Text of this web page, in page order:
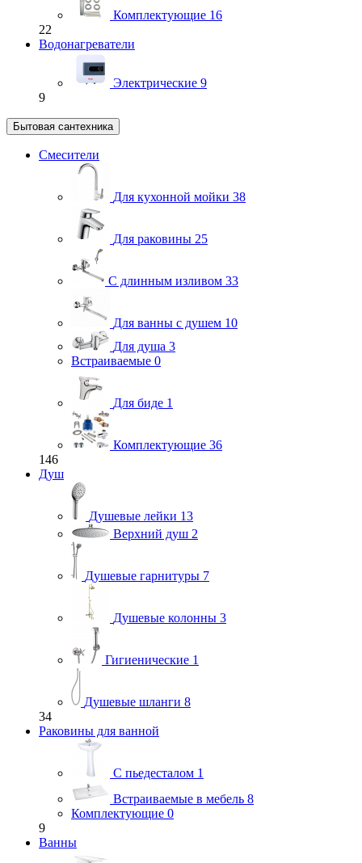
Комплектующие 16
22
Водонагреватели
Электрические 9
9
Бытовая сантехника
Смесители
Для кухонной мойки 38
Для раковины 25
С длинным изливом 33
Для ванны с душем 10
Для душа 3
Встраиваемые 0
Для биде 1
Комплектующие 36
146
Душ
Душевые лейки 13
Верхний душ 2
Душевые гарнитуры 7
Душевые колонны 3
Гигиенические 1
Душевые шланги 8
34
Раковины для ванной
С пьедесталом 1
Встраиваемые в мебель 8
Комплектующие 0
9
Ванны